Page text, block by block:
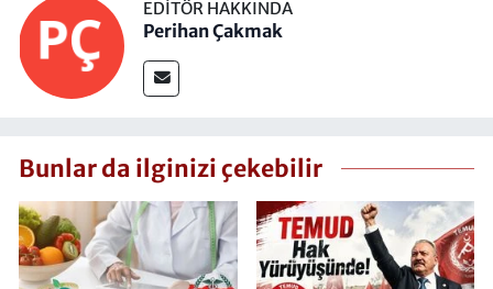
EDITÖR HAKKINDA
Perihan Çakmak
Bunlar da ilginizi çekebilir